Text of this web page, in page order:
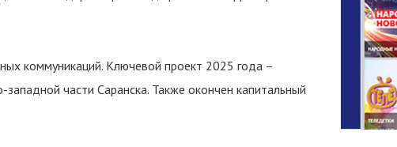
коммуникаций. Ключевой проект 2025 года –
части Саранска. Также окончен капитальный